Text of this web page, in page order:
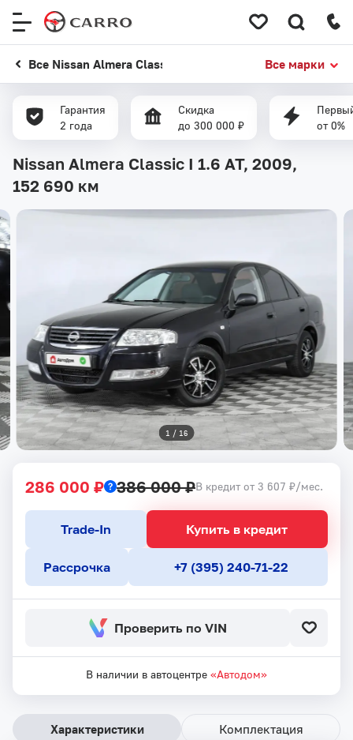
Все Nissan Almera Classic Все марки
Гарантия
2 года
Скидка
до 300 000 ₽
от 0%
Nissan Almera Classic I 1.6 AT, 2009,
152 690 км
1 / 16
286 000 ₽ 386 000 ₽В кредит от 3 607 ₽/мес.
Купить в кредит
Trade-In
Рассрочка +7 (395) 240-71-22
Проверить по VIN
В наличии в автоцентре «Автодом»
Характеристики Комплектация